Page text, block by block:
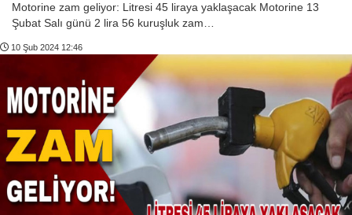
Motorine zam geliyor: Litresi 45 liraya yaklaşacak Motorine 13
Şubat Salı günü 2 lira 56 kuruşluk zam…
10 Şub 2024 12:46